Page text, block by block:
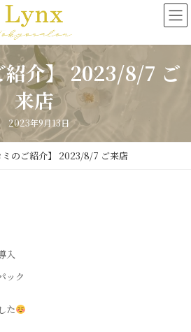
紹介】 2023/8/7 ご
来店
2023年9月13日
ミのご紹介】 2023/8/7 ご来店
入
ック
た